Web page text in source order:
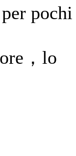
pochi
，lo